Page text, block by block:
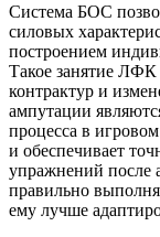
Система БОС
силовых
построением
Такое занятие ЛФК
контрактур и
ампутации
процесса в
и обеспечивает
упражнений после
правильно
ему лучше